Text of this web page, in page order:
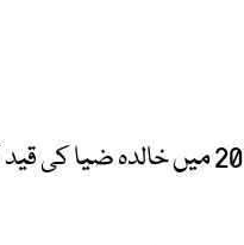
اگرچہ وہ ملک سے باہر تھے، تاہم